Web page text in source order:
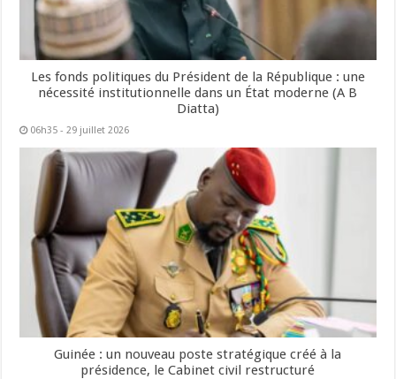
Les fonds politiques du Président de la République : une
nécessité institutionnelle dans un État moderne (A B
Diatta)
06h35 - 29 juillet 2026
Guinée : un nouveau poste stratégique créé à la
présidence, le Cabinet civil restructuré